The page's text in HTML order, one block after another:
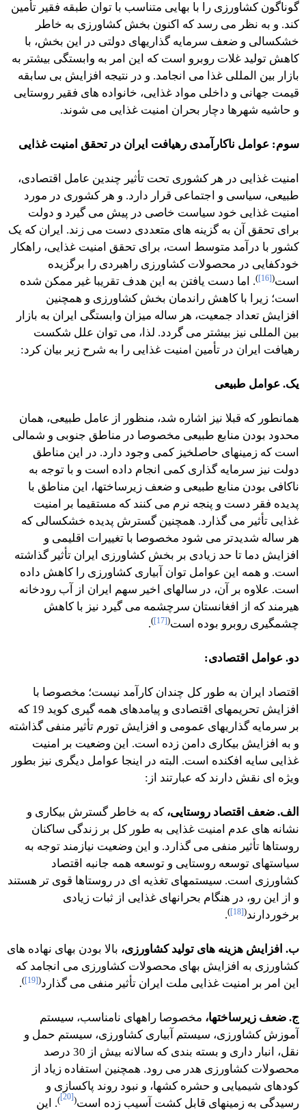
گوناگون کشاورزی را با بهایی متناسب با توان طبقه فقیر تأمین
کند. و به نظر می رسد که اکنون بخش کشاورزی به خاطر
خشکسالی و ضعف سرمایه گذاریهای دولتی در این بخش، با
کاهش تولید غلات روبرو است که این امر به وابستگی بیشتر به
بازار بین المللی غذا می انجامد. و در نتیجه افزایش بی سابقه
قیمت جهانی و داخلی مواد غذایی، خانواده های فقیر روستایی
و حاشیه شهرها دچار بحران امنیت غذایی می شوند.
سوم: عوامل ناکارآمدی رهیافت ایران در تحقق امنیت غذایی
امنیت غذایی در هر کشوری تحت تأثیر چندین عامل اقتصادی،
طبیعی، سیاسی و اجتماعی قرار دارد. و هر کشوری در مورد
امنیت غذایی خود سیاست خاصی در پیش می گیرد و دولت
برای تحقق آن به گزینه های متعددی دست می زند. ایران که یک
کشور با درآمد متوسط است، برای تحقق امنیت غذایی، راهکار
خودکفایی در محصولات کشاورزی راهبردی را برگزیده
است(
[16]
). اما دست یافتن به این هدف تقریبا غیر ممکن شده
است؛ زیرا با کاهش راندمان بخش کشاورزی و همچنین
افزایش تعداد جمعیت، هر ساله میزان وابستگی ایران به بازار
بین المللی نیز بیشتر می گردد. لذا، می توان علل شکست
رهیافت ایران در تأمین امنیت غذایی را به شرح زیر بیان کرد:
یک. عوامل طبیعی
همانطور که قبلا نیز اشاره شد، منظور از عامل طبیعی، همان
محدود بودن منابع طبیعی مخصوصا در مناطق جنوبی و شمالی
است که زمینهای حاصلخیز کمی وجود دارد. در این مناطق
دولت نیز سرمایه گذاری کمی انجام داده است و با توجه به
ناکافی بودن منابع طبیعی و ضعف زیرساختها، این مناطق با
پدیده فقر دست و پنجه نرم می کنند که مستقیما بر امنیت
غذایی تأثیر می گذارد. همچنین گسترش پدیده خشکسالی که
هر ساله شدیدتر می شود مخصوصا با تغییرات اقلیمی و
افزایش دما تا حد زیادی بر بخش کشاورزی ایران تأثیر گذاشته
است. و همه این عوامل توان آبیاری کشاورزی را کاهش داده
است. علاوه بر آن، در سالهای اخیر سهم ایران از آب رودخانه
هیرمند که از افغانستان سرچشمه می گیرد نیز با کاهش
چشمگیری روبرو بوده است(
[17]
)
.
دو. عوامل اقتصادی:
اقتصاد ایران به طور کل چندان کارآمد نیست؛ مخصوصا با
افزایش تحریمهای اقتصادی و پیامدهای همه گیری کوید 19 که
بر سرمایه گذاریهای عمومی و افزایش تورم تأثیر منفی گذاشته
و به افزایش بیکاری دامن زده است. این وضعیت بر امنیت
غذایی سایه افکنده است. البته در اینجا عوامل دیگری نیز بطور
ویژه ای نقش دارند که عبارتند از:
الف. ضعف اقتصاد روستایی، که به خاطر گسترش بیکاری و
نشانه های عدم امنیت غذایی به طور کل بر زندگی ساکنان
روستاها تأثیر منفی می گذارد. و این وضعیت نیازمند توجه به
سیاستهای توسعه روستایی و توسعه همه جانبه اقتصاد
کشاورزی است. سیستمهای تغذیه ای در روستاها قوی تر هستند
و از این رو، در هنگام بحرانهای غذایی از ثبات زیادی
برخوردارند(
[18]
)
.
ب. افزایش هزینه های تولید کشاورزی، بالا بودن بهای نهاده های
کشاورزی به افزایش بهای محصولات کشاورزی می انجامد که
این امر بر امنیت غذایی ملت ایران تأثیر منفی می گذارد(
[19]
)
.
ج. ضعف زیرساختها، مخصوصا راههای نامناسب، سیستم
آموزش کشاورزی، سیستم آبیاری کشاورزی، سیستم حمل و
نقل، انبار داری و بسته بندی که سالانه بیش از 30 درصد
محصولات کشاورزی هدر می رود. همچنین استفاده زیاد از
کودهای شیمیایی و حشره کشها، و نبود روند پاکسازی و
رسیدگی به زمینهای قابل کشت آسیب زده است(
[20]
). این